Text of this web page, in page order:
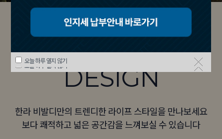
오늘 하루 열지 않기
오늘 하루 열지 않기
오늘 하루 열지 않기
UNIT
DESIGN
한라 비발디만의 트렌디한 라이프 스타일을 만나보세요
보다 쾌적하고 넓은 공간감을 느껴보실 수 있습니다